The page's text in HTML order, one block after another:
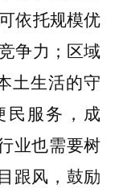
依托规模优
争力；区域
土生活的守
民服务，成
业也需要树
跟风，鼓励